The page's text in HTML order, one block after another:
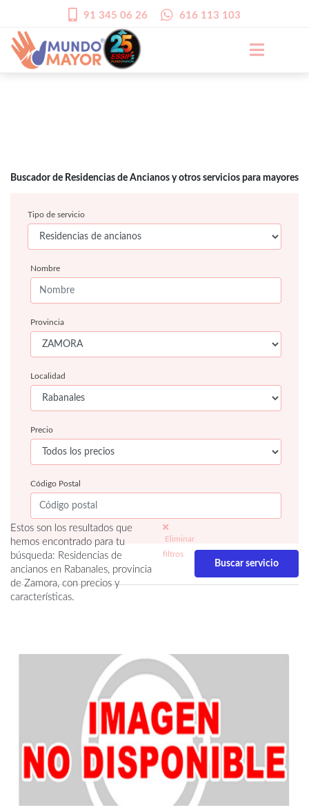
91 345 06 26 616 113 103
Buscador de Residencias de Ancianos y otros servicios para mayores
Tipo de servicio
Nombre
Provincia
Localidad
Precio
Código Postal
Estos son los resultados que
hemos encontrado para tu
búsqueda: Residencias de
ancianos en Rabanales, provincia
de Zamora, con precios y
características.
Eliminar
filtros